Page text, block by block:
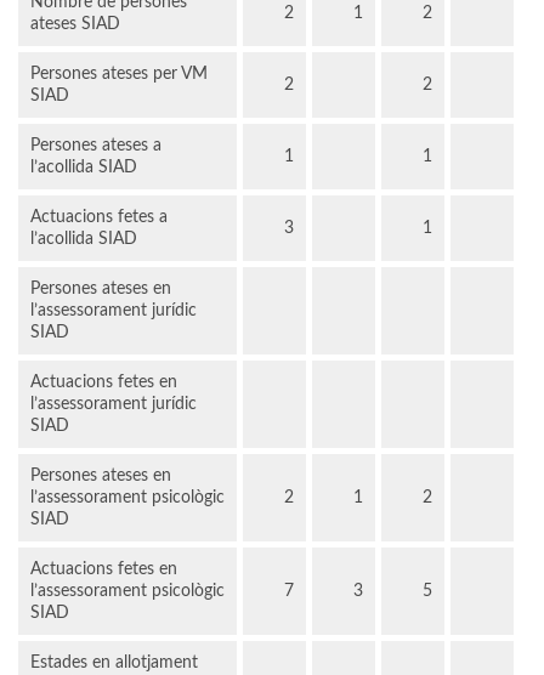
ateses SIAD
2 1 2
Persones ateses per VM
SIAD
2 2
Persones ateses a
l’acollida SIAD
1 1
Actuacions fetes a
l’acollida SIAD
3 1
Persones ateses en
l’assessorament jurídic
SIAD
Actuacions fetes en
l’assessorament jurídic
SIAD
Persones ateses en
l’assessorament psicològic
SIAD
2 1 2
Actuacions fetes en
l’assessorament psicològic
SIAD
7 3 5
Estades en allotjament